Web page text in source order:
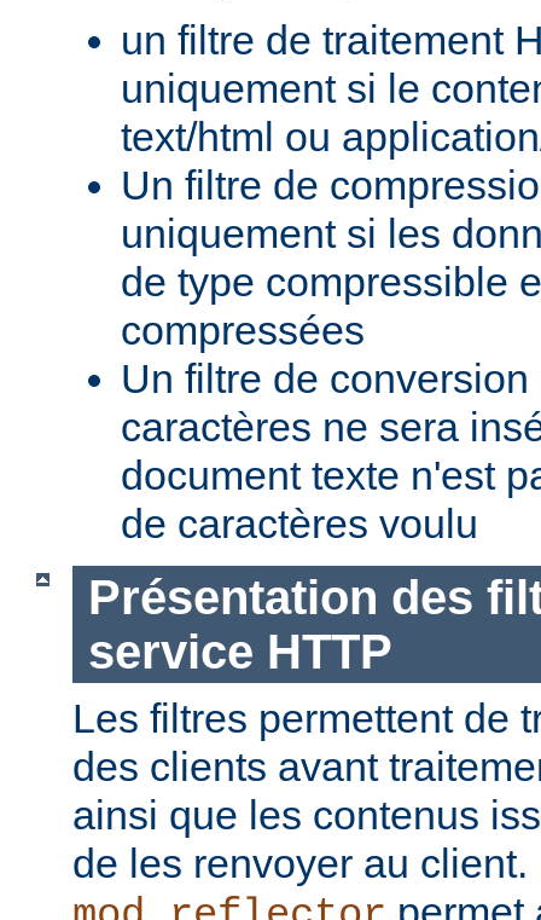
un filtre de traitement
uniquement si le
text/html ou
Un filtre de
uniquement si les
de type compressible
compressées
Un filtre de
caractères ne sera
document texte n'est
de caractères voulu
Présentation des
service HTTP
Les filtres permettent de
des clients avant
ainsi que les contenus
de les renvoyer au